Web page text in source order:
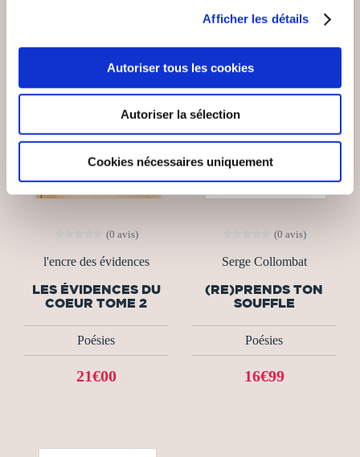
Afficher les détails
Autoriser tous les cookies
Autoriser la sélection
Cookies nécessaires uniquement
(0 avis)
l'encre des évidences
LES ÉVIDENCES DU
COEUR TOME 2
Poésies
21€00
(0 avis)
Serge Collombat
(RE)PRENDS TON
SOUFFLE
Poésies
16€99